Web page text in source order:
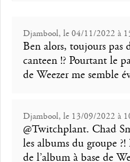
Djambool, le 04/11/2022 à
Ben alors, toujours
canteen !? Pourtant le
de Weezer me semble
Djambool, le 13/09/2022 à
@Twitchplant. Chad
les albums du groupe
de l’album à base de